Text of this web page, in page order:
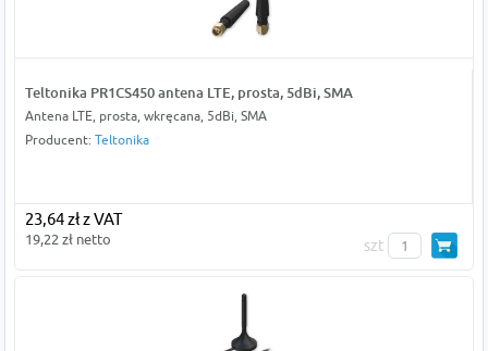
Teltonika PR1CS450 antena LTE, prosta, 5dBi, SMA
Antena LTE, prosta, wkręcana, 5dBi, SMA
Producent: Teltonika
23,64 zł z VAT
19,22 zł netto szt